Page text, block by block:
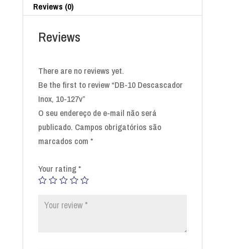
Reviews (0)
Reviews
There are no reviews yet.
Be the first to review “DB-10 Descascador
Inox, 10-127v”
O seu endereço de e-mail não será
publicado. Campos obrigatórios são
marcados com *
Your rating*